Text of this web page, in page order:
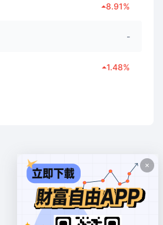
8.91%
-
1.48%